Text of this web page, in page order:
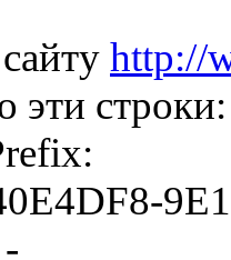
http://
эти строки: